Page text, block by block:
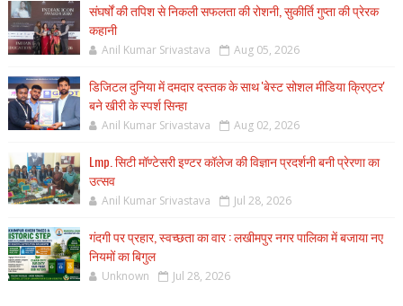
संघर्षों की तपिश से निकली सफलता की रोशनी, सुकीर्ति गुप्ता की प्रेरक
कहानी
Anil Kumar Srivastava Aug 05, 2026
डिजिटल दुनिया में दमदार दस्तक के साथ 'बेस्ट सोशल मीडिया क्रिएटर'
बने खीरी के स्पर्श सिन्हा
Anil Kumar Srivastava Aug 02, 2026
Lmp. सिटी मॉण्टेसरी इण्टर कॉलेज की विज्ञान प्रदर्शनी बनी प्रेरणा का
उत्सव
Anil Kumar Srivastava Jul 28, 2026
गंदगी पर प्रहार, स्वच्छता का वार : लखीमपुर नगर पालिका में बजाया नए
नियमों का बिगुल
Unknown Jul 28, 2026